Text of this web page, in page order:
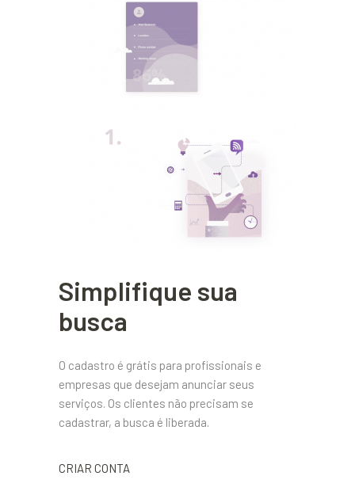
Simplifique sua
busca
O cadastro é grátis para profissionais e
empresas que desejam anunciar seus
serviços. Os clientes não precisam se
cadastrar, a busca é liberada.
CRIAR CONTA